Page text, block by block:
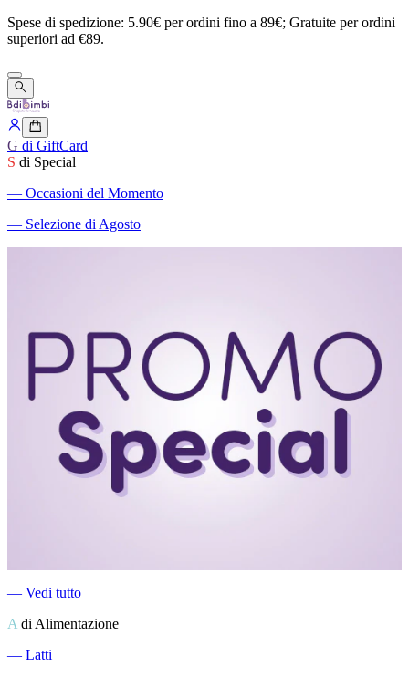
Spese di spedizione: 5.90€ perordini fino a 89€; Gratuite perordini
superiori ad €89.
G di GiftCard
S di Special
― Occasioni del Momento
― Selezione di Agosto
― Vedi tutto
A di Alimentazione
― Latti